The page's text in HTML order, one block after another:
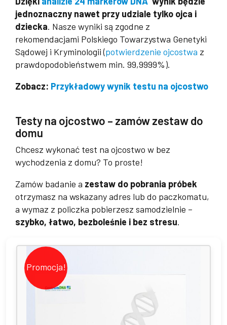
jednoznaczny nawet przy udziale tylko ojca i
dziecka. Nasze wyniki są zgodne z
rekomendacjami Polskiego Towarzystwa Genetyki
Sądowej i Kryminologii (potwierdzenie ojcostwa z
prawdopodobieństwem min. 99,9999%).
Zobacz: Przykładowy wynik testu na ojcostwo
Testy na ojcostwo – zamów zestaw do
domu
Chcesz wykonać test na ojcostwo w bez
wychodzenia z domu? To proste!
Zamów badanie a zestaw do pobrania próbek
otrzymasz na wskazany adres lub do paczkomatu,
a wymaz z policzka pobierzesz samodzielnie –
szybko, łatwo, bezboleśnie i bez stresu.
Promocja!